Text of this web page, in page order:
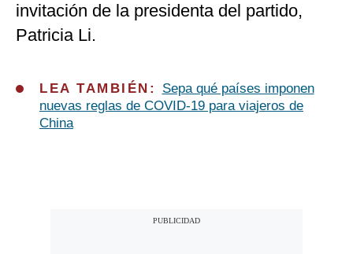
invitación de la presidenta del partido,
Patricia Li.
LEA TAMBIÉN: Sepa qué países imponen
nuevas reglas de COVID-19 para viajeros de
China